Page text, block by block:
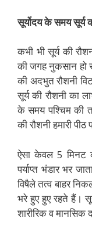
सूर्योदय के समय सूर्य
कभी भी सूर्य की
की जगह नुकसान हो
की अदभुत रौशनी
सूर्य की रौशनी का
के समय पश्चिम की
की रौशनी हमारी पीठ
ऐसा केवल 5 मिनट
पर्याप्त भंडार भर
विषैले तत्व बाहर
भरे हुए हुए रहते हैं।
शारीरिक व मानसिक